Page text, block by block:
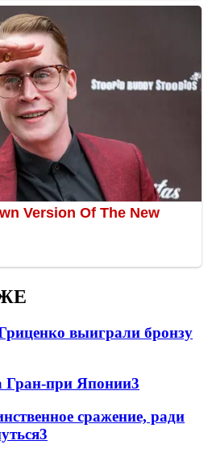
выиграли бронзу
Гран-при Японии3
сражение, ради
3